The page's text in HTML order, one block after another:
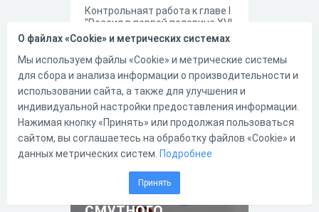
Контрольнаят работа к главе I
"Россия в первой половине XVI
века."; учебник Н. М. Арсентьев,
А. А. Данилов, И. В. Курукин, А.
Я. Токарева ; под ред. А. В.
Торкунова."История России 7
класса" в 2-х частях, — М. :
Просвещение, 2016 год.
6
18
История России 7
класс. Окончание
О файлах «Cookie» и метрических системах
Мы используем файлы «Cookie» и метрические системы
для сбора и анализа информации о производительности и
использовании сайта, а также для улучшения и
индивидуальной настройки предоставления информации.
Нажимая кнопку «Принять» или продолжая пользоваться
сайтом, вы соглашаетесь на обработку файлов «Cookie» и
данных метрических систем. Подробнее
Принять